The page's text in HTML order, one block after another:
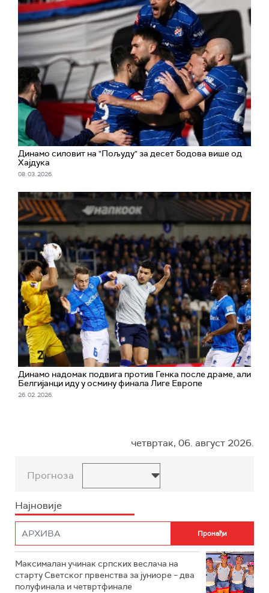
Динамо силовит на "Пољуду" за десет бодова више од
Хајдука
08. 03. 2026.
Динамо надомак подвига против Генка после драме, али
Белгијанци иду у осмину финала Лиге Европе
26. 02. 2026.
четвртак, 06. август 2026.
Прогноза
Најновије
Максималан учинак српских веслача на
старту Светског првенства за јуниоре – два
полуфинала и четвртфинале